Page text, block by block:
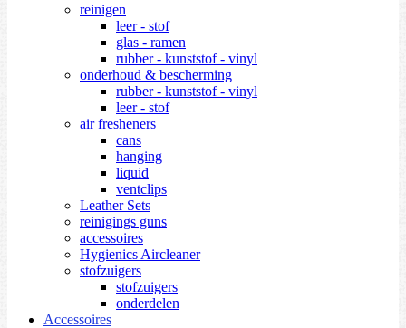
reinigen
leer - stof
glas - ramen
rubber - kunststof - vinyl
onderhoud & bescherming
rubber - kunststof - vinyl
leer - stof
air fresheners
cans
hanging
liquid
ventclips
Leather Sets
reinigings guns
accessoires
Hygienics Aircleaner
stofzuigers
stofzuigers
onderdelen
Accessoires